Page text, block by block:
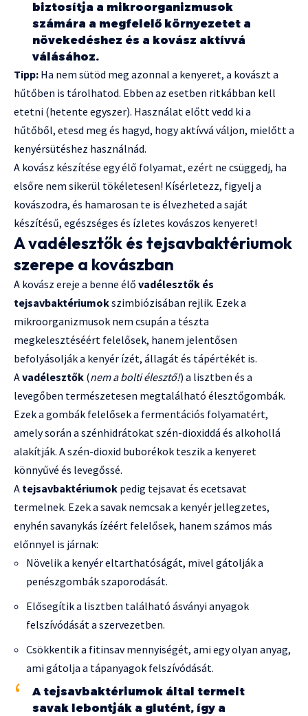
biztosítja a mikroorganizmusok
számára a megfelelő környezetet a
növekedéshez és a kovász aktívvá
válásához.
Tipp: Ha nem sütöd meg azonnal a kenyeret, a kovászt a
hűtőben is tárolhatod. Ebben az esetben ritkábban kell
etetni (hetente egyszer). Használat előtt vedd ki a
hűtőből, etesd meg és hagyd, hogy aktívvá váljon, mielőtt a
kenyérsütéshez használnád.
A kovász készítése egy élő folyamat, ezért ne csüggedj, ha
elsőre nem sikerül tökéletesen! Kísérletezz, figyelj a
kovászodra, és hamarosan te is élvezheted a saját
készítésű, egészséges és ízletes kovászos kenyeret!
A vadélesztők és tejsavbaktériumok
szerepe a kovászban
A kovász ereje a benne élő vadélesztők és
tejsavbaktériumokszimbiózisában rejlik. Ezek a
mikroorganizmusok nem csupán a tészta
megkelesztéséért felelősek, hanem jelentősen
befolyásolják a kenyér ízét, állagát és tápértékét is.
Avadélesztők (nem a bolti élesztő!) a lisztben és a
levegőben természetesen megtalálható élesztőgombák.
Ezek a gombák felelősek a fermentációs folyamatért,
amely során a szénhidrátokat szén-dioxiddá és alkohollá
alakítják. A szén-dioxid buborékok teszik a kenyeret
könnyűvé és levegőssé.
A tejsavbaktériumok pedig tejsavat és ecetsavat
termelnek. Ezek a savak nemcsak a kenyér jellegzetes,
enyhén savanykás ízéért felelősek, hanem számos más
előnnyel is járnak:
Növelik a kenyér eltarthatóságát, mivel gátolják a
penészgombák szaporodását.
Elősegítik a lisztben található ásványi anyagok
felszívódását a szervezetben.
Csökkentik a fitinsav mennyiségét, ami egy olyan anyag,
ami gátolja a tápanyagok felszívódását.
A tejsavbaktériumok által termelt
savak lebontják a glutént, így a